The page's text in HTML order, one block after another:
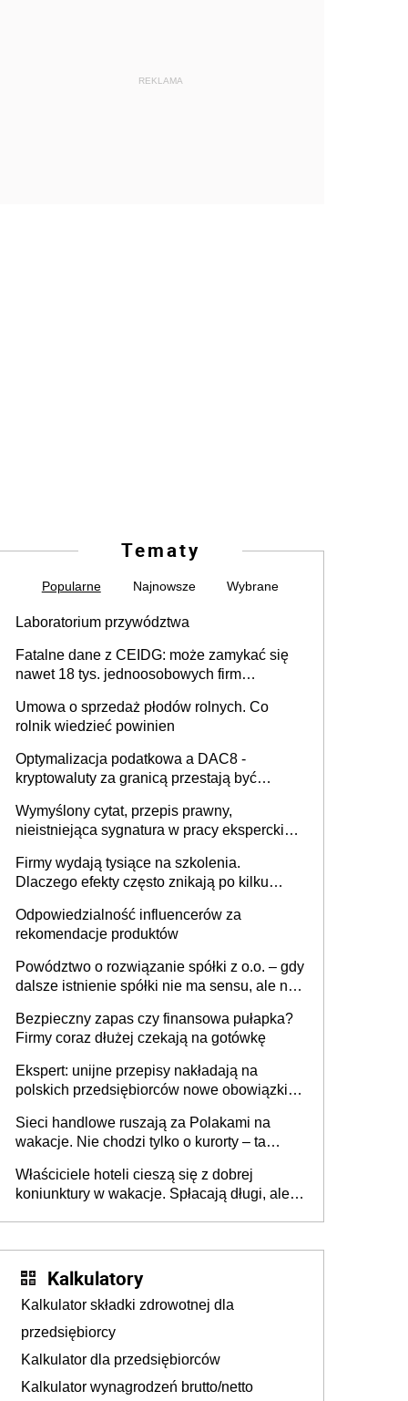
REKLAMA
Tematy
Popularne Najnowsze Wybrane
Laboratorium przywództwa
Fatalne dane z CEIDG: może zamykać się
nawet 18 tys. jednoosobowych firm
Umowa o sprzedaż płodów rolnych. Co
rolnik wiedzieć powinien
Optymalizacja podatkowa a DAC8 -
kryptowaluty za granicą przestają być
Wymyślony cytat, przepis prawny,
nieistniejąca sygnatura w pracy eksperckiej -
firmie
Firmy wydają tysiące na szkolenia.
Dlaczego efekty często znikają po kilku
Odpowiedzialność influencerów za
rekomendacje produktów
Powództwo o rozwiązanie spółki z o.o. – gdy
dalsze istnienie spółki nie ma sensu, ale nie
Bezpieczny zapas czy finansowa pułapka?
Firmy coraz dłużej czekają na gotówkę
Ekspert: unijne przepisy nakładają na
polskich przedsiębiorców nowe obowiązki w
Sieci handlowe ruszają za Polakami na
wakacje. Nie chodzi tylko o kurorty – ta
tam, gdzie wielu spędzi urlop po cichu
Właściciele hoteli cieszą się z dobrej
koniunktury w wakacje. Spłacają długi, ale
Kalkulatory
Kalkulator składki zdrowotnej dla
przedsiębiorcy
Kalkulator dla przedsiębiorców
Kalkulator wynagrodzeń brutto/netto